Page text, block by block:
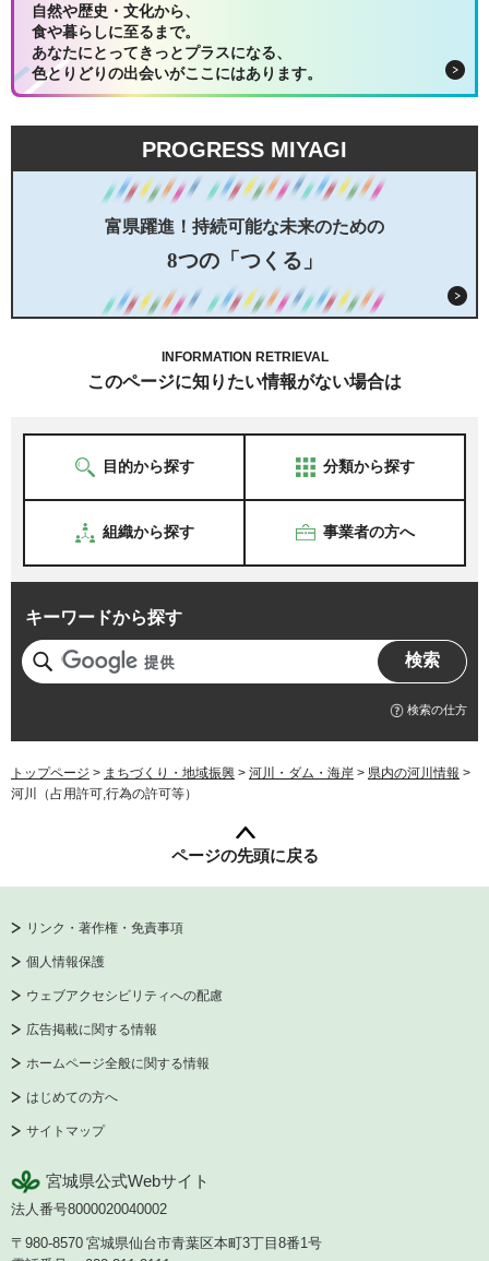
自然や歴史・文化から、
食や暮らしに至るまで。
あなたにとってきっとプラスになる、
色とりどりの出会いがここにはあります。
PROGRESS MIYAGI
富県躍進！持続可能な未来のための
8つの「つくる」
INFORMATION RETRIEVAL
このページに知りたい情報がない場合は
目的から探す 分類から探す
組織から探す 事業者の方へ
キーワードから探す
検索の仕方
トップページ > まちづくり・地域振興 > 河川・ダム・海岸 > 県内の河川情報 >
河川（占用許可,行為の許可等）
ページの先頭に戻る
リンク・著作権・免責事項
個人情報保護
ウェブアクセシビリティへの配慮
広告掲載に関する情報
ホームページ全般に関する情報
はじめての方へ
サイトマップ
宮城県公式Webサイト
法人番号8000020040002
〒980-8570 宮城県仙台市青葉区本町3丁目8番1号